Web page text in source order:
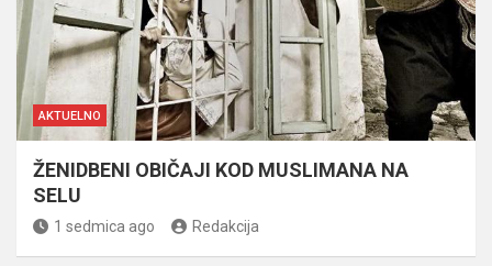
AKTUELNO
ŽENIDBENI OBIČAJI KOD MUSLIMANA NA
SELU
1 sedmica ago Redakcija